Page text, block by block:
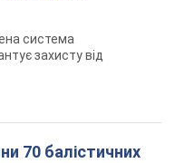
система
захисту від
70 балістичних